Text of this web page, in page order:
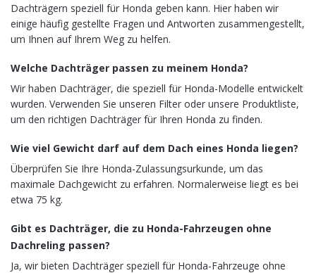
Dachträgern speziell für Honda geben kann. Hier haben wir
einige häufig gestellte Fragen und Antworten zusammengestellt,
um Ihnen auf Ihrem Weg zu helfen.
Welche Dachträger passen zu meinem Honda?
Wir haben Dachträger, die speziell für Honda-Modelle entwickelt
wurden. Verwenden Sie unseren Filter oder unsere Produktliste,
um den richtigen Dachträger für Ihren Honda zu finden.
Wie viel Gewicht darf auf dem Dach eines Honda liegen?
Überprüfen Sie Ihre Honda-Zulassungsurkunde, um das
maximale Dachgewicht zu erfahren. Normalerweise liegt es bei
etwa 75 kg.
Gibt es Dachträger, die zu Honda-Fahrzeugen ohne
Dachreling passen?
Ja, wir bieten Dachträger speziell für Honda-Fahrzeuge ohne